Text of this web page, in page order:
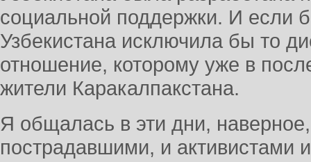
социальной поддержки. И если
Узбекистана исключила бы то
отношение, которому уже в
жители Каракалпакстана.
Я общалась в эти дни,
пострадавшими, и активистами